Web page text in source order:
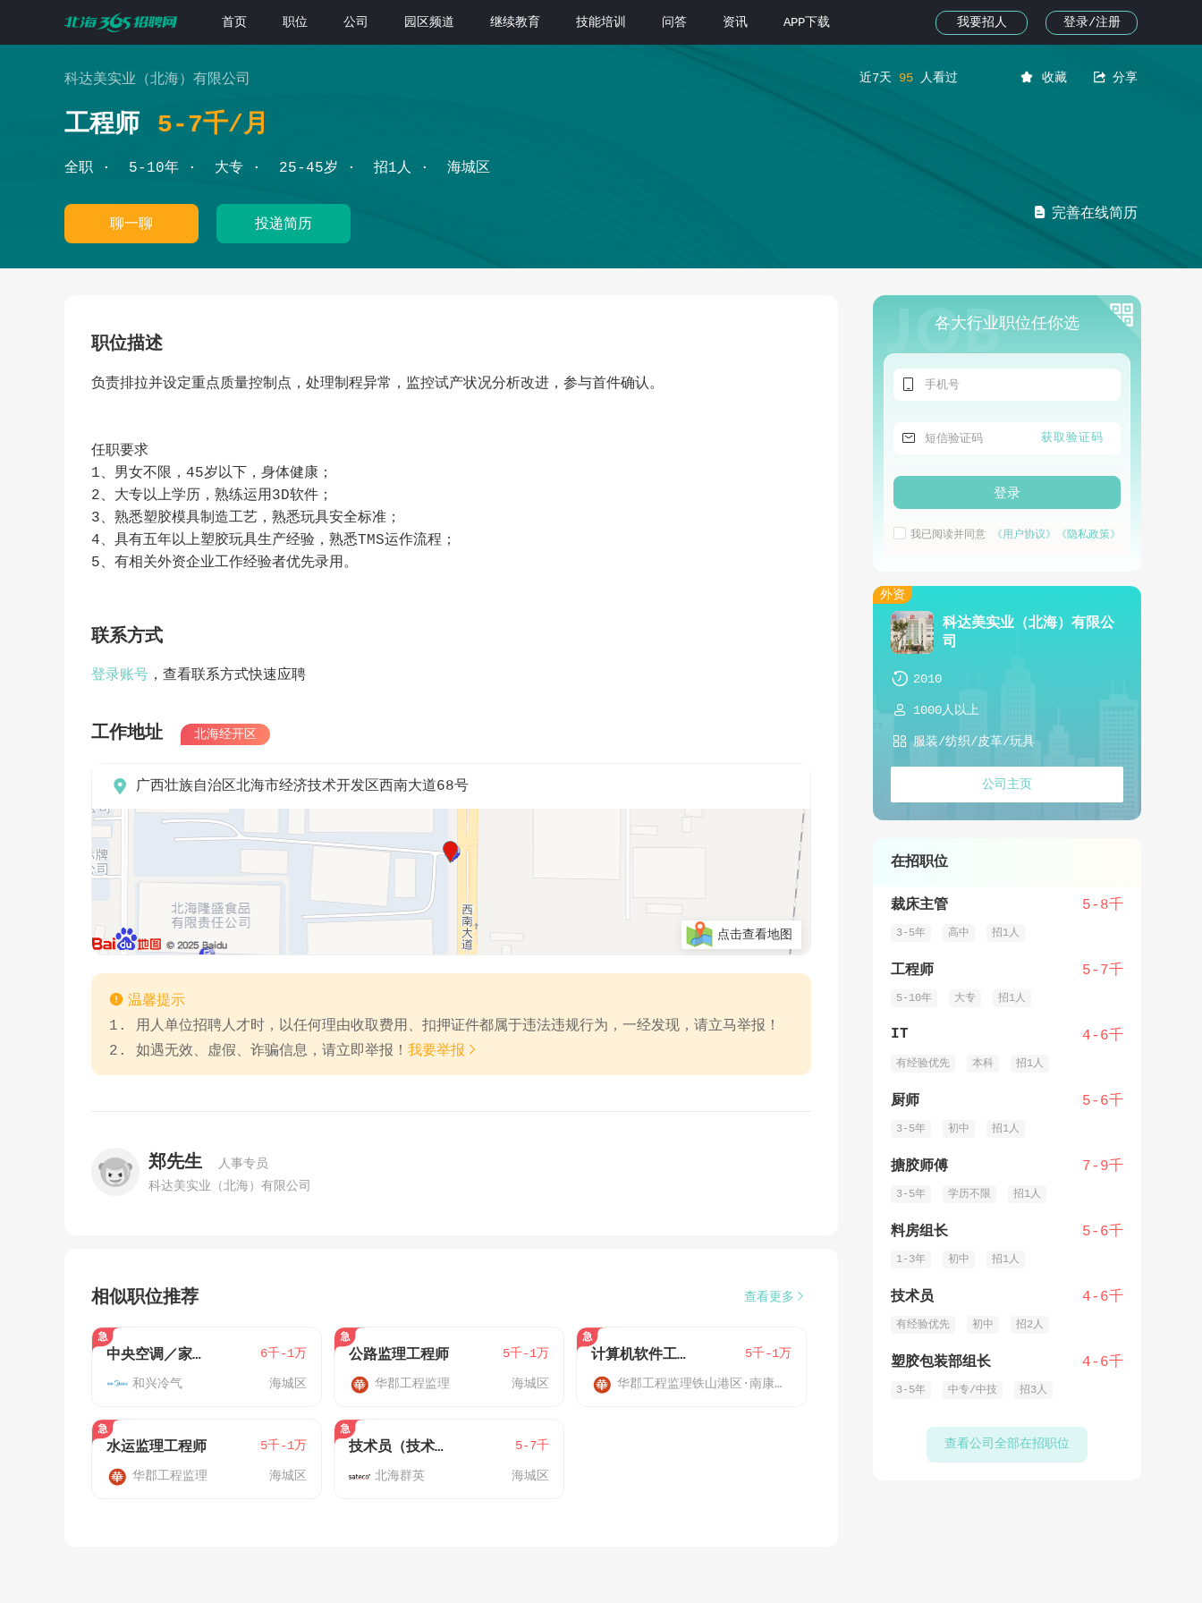
首页 职位 公司 园区频道 继续教育 技能培训 问答 资讯 APP下载 我要招人 登录/注册
科达美实业（北海）有限公司 近7天 95 人看过  收藏  分享
工程师 5-7千/月
全职 5-10年 大专 25-45岁 招1人 海城区
聊一聊 投递简历
 完善在线简历
职位描述
负责排拉并设定重点质量控制点，处理制程异常，监控试产状况分析改进，参与首件确认。
任职要求
1、男女不限，45岁以下，身体健康；
2、大专以上学历，熟练运用3D软件；
3、熟悉塑胶模具制造工艺，熟悉玩具安全标准；
4、具有五年以上塑胶玩具生产经验，熟悉TMS运作流程；
5、有相关外资企业工作经验者优先录用。
联系方式
登录账号 ，查看联系方式快速应聘
工作地址 北海经开区
 广西壮族自治区北海市经济技术开发区西南大道68号
点击查看地图
 温馨提示
1. 用人单位招聘人才时，以任何理由收取费用、扣押证件都属于违法违规行为，一经发现，请立马举报！
2. 如遇无效、虚假、诈骗信息，请立即举报！ 我要举报 
郑先生
人事专员
科达美实业（北海）有限公司
相似职位推荐 查看更多 
中央空调／家用空调安装工程师 6千-1万
和兴冷气 海城区
公路监理工程师 5千-1万
华郡工程监理 海城区
计算机软件工程师 5千-1万
华郡工程监理 铁山港区·南康镇，海城区
水运监理工程师 5千-1万
华郡工程监理 海城区
技术员（技术工程师） 5-7千
北海群英 海城区
各大行业职位任你选

 获取验证码
登录
我已阅读并同意 《用户协议》 《隐私政策》
外资
科达美实业（北海）有限公
司
 2010
 1000人以上
 服装/纺织/皮革/玩具
公司主页
在招职位
裁床主管 5-8千
3-5年 高中 招1人
工程师 5-7千
5-10年 大专 招1人
IT 4-6千
有经验优先 本科 招1人
厨师 5-6千
3-5年 初中 招1人
搪胶师傅 7-9千
3-5年 学历不限 招1人
料房组长 5-6千
1-3年 初中 招1人
技术员 4-6千
有经验优先 初中 招2人
塑胶包装部组长 4-6千
3-5年 中专/中技 招3人
查看公司全部在招职位